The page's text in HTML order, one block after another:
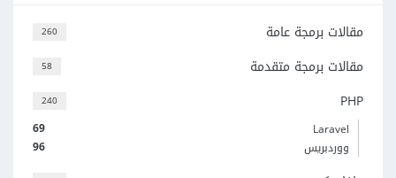
260 مقالات برمجة عامة
58 مقالات برمجة متقدمة
240 PHP
69
Laravel
96
ووردبريس